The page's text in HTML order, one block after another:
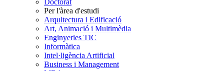
Doctorat
Per l'àrea d'estudi
Arquitectura i Edificació
Art, Animació i Multimèdia
Enginyeries TIC
Informàtica
Intel·ligència Artificial
Business i Management